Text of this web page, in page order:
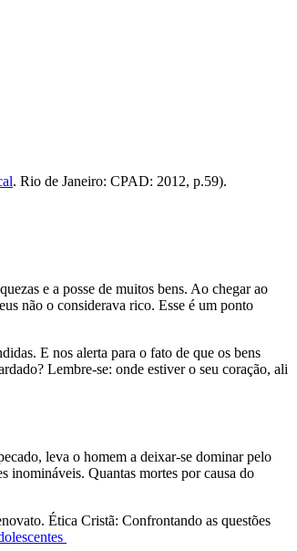
. Rio de Janeiro: CPAD: 2012, p.59).
e a posse de muitos bens. Ao chegar ao
não o considerava rico. Esse é um ponto
E nos alerta para o fato de que os bens
Lembre-se: onde estiver o seu coração, ali
leva o homem a deixar-se dominar pelo
inomináveis. Quantas mortes por causa do
Ética Cristã: Confrontando as questões